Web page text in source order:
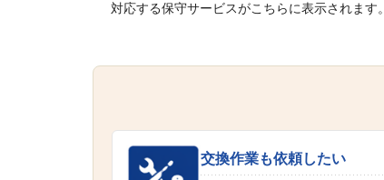
対応する保守サービスがこちらに表示されます。
交換作業も依頼したい